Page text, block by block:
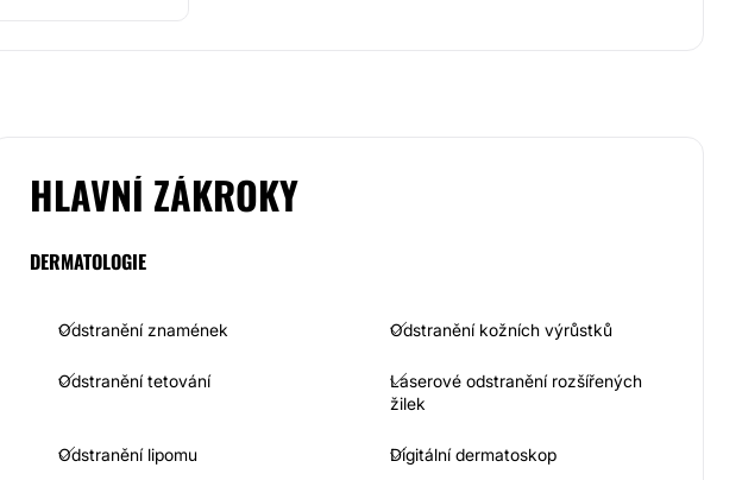
HLAVNÍ ZÁKROKY
DERMATOLOGIE
Odstranění znamének Odstranění kožních výrůstků
Odstranění tetování
Laserové odstranění rozšířených
žilek
Odstranění lipomu Digitální dermatoskop